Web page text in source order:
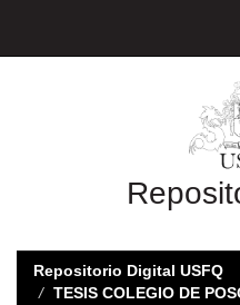
Repositorio Digital USFQ
TESIS COLEGIO DE